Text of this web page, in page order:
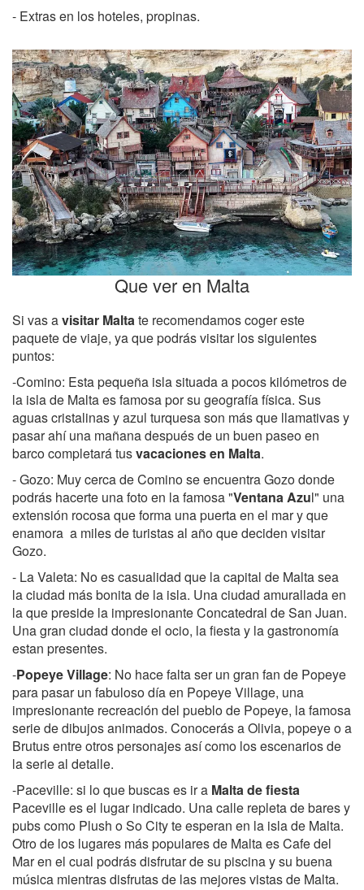
- Extras en los hoteles, propinas.
Que ver en Malta
Si vas avisitar Maltate recomendamos coger este
paquete de viaje, ya que podrás visitar los siguientes
puntos:
-Comino: Esta pequeña isla situada a pocos kilómetros de
la isla de Malta es famosa por su geografía física. Sus
aguas cristalinas y azul turquesa son más que llamativas y
pasar ahí una mañana después de un buen paseo en
barco completará tusvacaciones en Malta.
- Gozo: Muy cerca de Comino se encuentra Gozo donde
podrás hacerte una foto en la famosa "Ventana Azul" una
extensión rocosa que forma una puerta en el mar y que
enamora a miles de turistas al año que deciden visitar
Gozo.
- La Valeta: No es casualidad que la capital de Malta sea
la ciudad más bonita de la isla. Una ciudad amurallada en
la que preside la impresionante Concatedral de San Juan.
Una gran ciudad donde el ocio, la fiesta y la gastronomía
estan presentes.
-Popeye Village: No hace falta ser un gran fan de Popeye
para pasar un fabuloso día en Popeye Village, una
impresionante recreación del pueblo de Popeye, la famosa
serie de dibujos animados. Conocerás a Olivia, popeye o a
Brutus entre otros personajes así como los escenarios de
la serie al detalle.
-Paceville: si lo que buscas es ir a Malta de fiesta
Paceville es el lugar indicado. Una calle repleta de bares y
pubs como Plush o So City te esperan en la isla de Malta.
Otro de los lugares más populares de Malta es Cafe del
Mar en el cual podrás disfrutar de su piscina y su buena
música mientras disfrutas de las mejores vistas de Malta.